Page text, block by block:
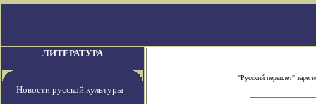
ЛИТЕРАТУРА
Новости русской культуры
"Русский переплет"